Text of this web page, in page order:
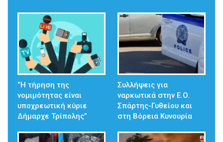
“Η τήρηση της
νομιμότητας είναι
υποχρεωτική κύριε
Δήμαρχε Τρίπολης”
Συλλήψεις για
ναρκωτικά στην Ε.Ο.
Σπάρτης-Γυθείου και
στη Βόρεια Κυνουρία